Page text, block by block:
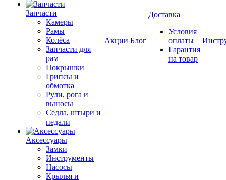
Запчасти
Камеры
Рамы
Колёса
Запчасти для
рам
Покрышки
Грипсы и
обмотка
Рули, рога и
выносы
Седла, штыри и
педали
Аксессуары
Замки
Инструменты
Насосы
Крылья и
Акции Блог
Доставка
Условия
оплаты
Гарантия
на товар